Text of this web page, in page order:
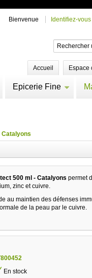
Bienvenue Identifiez-vous
Accueil Espace
Epicerie Fine
Catalyons
500 ml - Catalyons permet
zinc et cuivre.
au maintien des défenses
de la peau par le cuivre.
En stock